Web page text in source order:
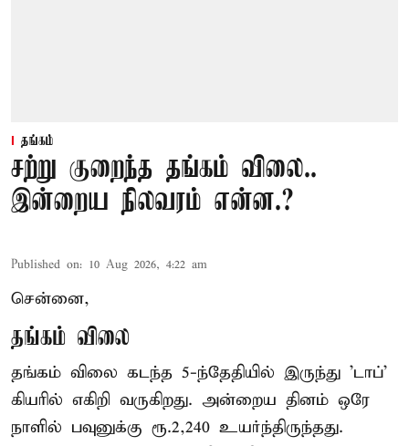
தங்கம்
சற்று குறைந்த தங்கம் விலை..
இன்றைய நிலவரம் என்ன.?
Published on: 10 Aug 2026, 4:22 am
சென்னை,
தங்கம் விலை
தங்கம் விலை கடந்த 5-ந்தேதியில் இருந்து 'டாப்'
கியரில் எகிறி வருகிறது. அன்றைய தினம் ஒரே
நாளில் பவுனுக்கு ரூ.2,240 உயர்ந்திருந்தது.